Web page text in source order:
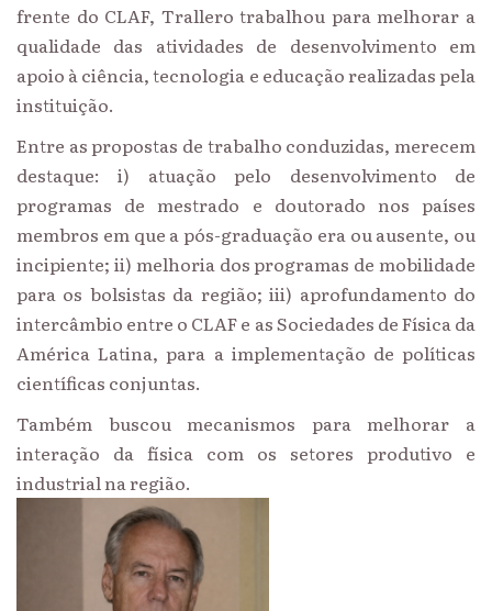
frente do CLAF, Trallero trabalhou para melhorar a
qualidade das atividades de desenvolvimento em
apoio à ciência, tecnologia e educação realizadas pela
instituição.
Entre as propostas de trabalho conduzidas, merecem
destaque: i) atuação pelo desenvolvimento de
programas de mestrado e doutorado nos países
membros em que a pós-graduação era ou ausente, ou
incipiente; ii) melhoria dos programas de mobilidade
para os bolsistas da região; iii) aprofundamento do
intercâmbio entre o CLAF e as Sociedades de Física da
América Latina, para a implementação de políticas
científicas conjuntas.
Também buscou mecanismos para melhorar a
interação da física com os setores produtivo e
industrial na região.